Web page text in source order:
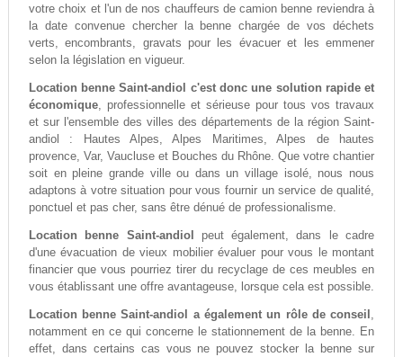
votre choix et l'un de nos chauffeurs de camion benne reviendra à
la date convenue chercher la benne chargée de vos déchets
verts, encombrants, gravats pour les évacuer et les emmener
selon la législation en vigueur.
Location benne Saint-andiol c'est donc une solution rapide et
économique, professionnelle et sérieuse pour tous vos travaux
et sur l'ensemble des villes des départements de la région Saint-
andiol : Hautes Alpes, Alpes Maritimes, Alpes de hautes
provence, Var, Vaucluse et Bouches du Rhône. Que votre chantier
soit en pleine grande ville ou dans un village isolé, nous nous
adaptons à votre situation pour vous fournir un service de qualité,
ponctuel et pas cher, sans être dénué de professionalisme.
Location benne Saint-andiol
peut également, dans le cadre
d'une évacuation de vieux mobilier évaluer pour vous le montant
financier que vous pourriez tirer du recyclage de ces meubles en
vous établissant une offre avantageuse, lorsque cela est possible.
Location benne Saint-andiol a également un rôle de conseil ,
notamment en ce qui concerne le stationnement de la benne. En
effet, dans certains cas vous ne pouvez stocker la benne sur